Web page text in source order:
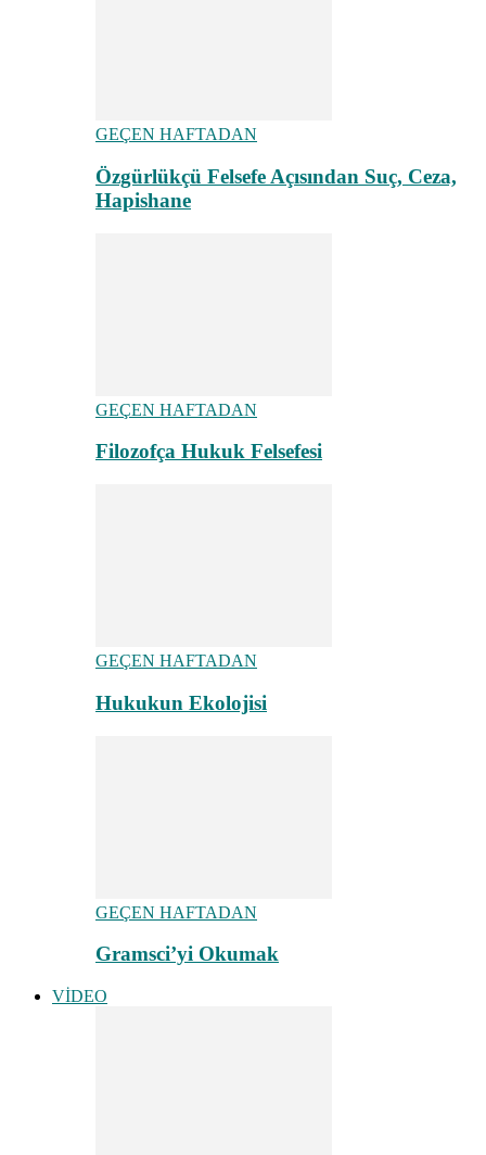
GEÇEN HAFTADAN
Özgürlükçü Felsefe Açısından Suç, Ceza,
Hapishane
GEÇEN HAFTADAN
Filozofça Hukuk Felsefesi
GEÇEN HAFTADAN
Hukukun Ekolojisi
GEÇEN HAFTADAN
Gramsci’yi Okumak
VİDEO